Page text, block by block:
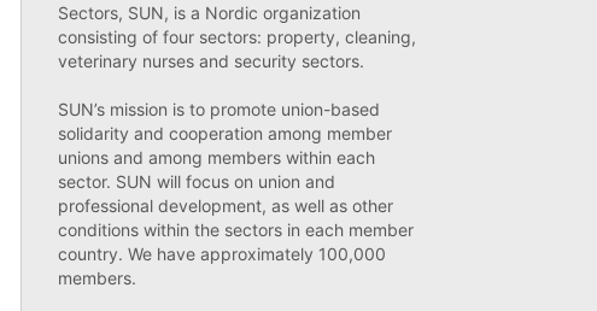
Sectors, SUN, is a Nordic organization
consisting of four sectors: property, cleaning,
veterinary nurses and security sectors.
SUN’s mission is to promote union-based
solidarity and cooperation among member
unions and among members within each
sector. SUN will focus on union and
professional development, as well as other
conditions within the sectors in each member
country. We have approximately 100,000
members.